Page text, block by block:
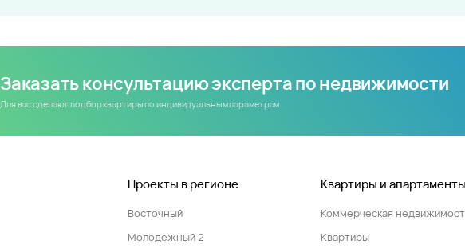
Заказать консультацию эксперта по недвижимости
Для вас сделают подбор квартиры по индивидуальным параметрам
Проекты в регионе
Восточный
Молодежный 2
Квартиры и апартаменты
Коммерческая
Квартиры